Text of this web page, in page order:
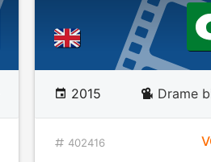
2015 Drame
402416